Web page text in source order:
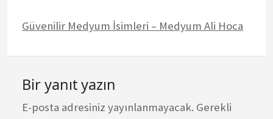
Güvenilir Medyum İsimleri – Medyum Ali Hoca
Bir yanıt yazın
E-posta adresiniz yayınlanmayacak. Gerekli